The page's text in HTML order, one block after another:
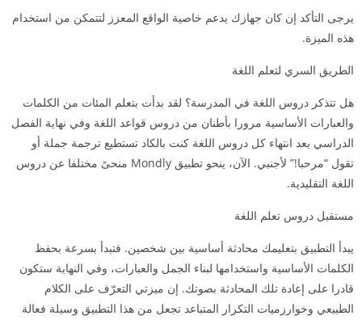
يرجى التأكد إن كان جهازك يدعم خاصية الواقع المعزز لتتمكن من استخدام
هذه الميزة.
الطريق السري لتعلم اللغة
هل تتذكر دروس اللغة في المدرسة؟ لقد بدأت بتعلم المئات من الكلمات
والعبارات الأساسية مرورا بأطنان من دروس قواعد اللغة وفي نهاية الفصل
الدراسي بعد انتهاء كل دروس اللغة كنت بالكاد تستطيع ترجمة جملة أو
تقول “مرحبا!” لأجنبي. الآن، ينحو تطبيق Mondly منحىً مختلفا عن دروس
اللغة التقليدية.
مستقبل دروس تعلم اللغة
يبدأ التطبيق بتعليمك محادثة أساسية بين شخصين. فتبدأ بسرعة بحفظ
الكلمات الأساسية واستخدامها لبناء الجمل والعبارات، وفي النهاية ستكون
قادرا على إعادة تلك المحادثة بصوتك. إن ميزتي التعرّف على الكلام
الطبيعي وخوارزميات التكرار المتباعد تجعل من هذا التطبيق وسيلة فعالة